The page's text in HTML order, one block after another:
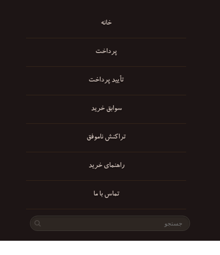
خانه
پرداخت
تأیید پرداخت
سوابق خرید
تراکنش ناموفق
راهنمای خرید
تماس با ما